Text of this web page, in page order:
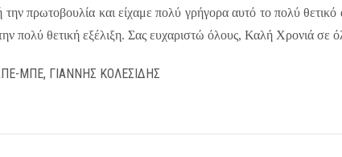
την πρωτοβουλία και είχαμε πολύ γρήγορα αυτό το πολύ
πολύ θετική εξέλιξη. Σας ευχαριστώ όλους, Καλή Χρονιά σε
ΜΠΕ, ΓΙΑΝΝΗΣ ΚΟΛΕΣΙΔΗΣ